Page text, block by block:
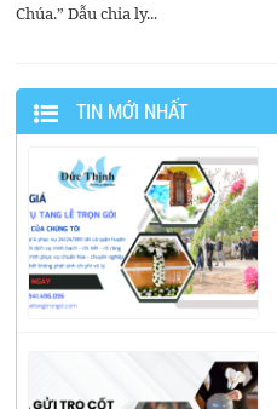
Chúa.” Dẫu chia ly...
TIN MỚI NHẤT